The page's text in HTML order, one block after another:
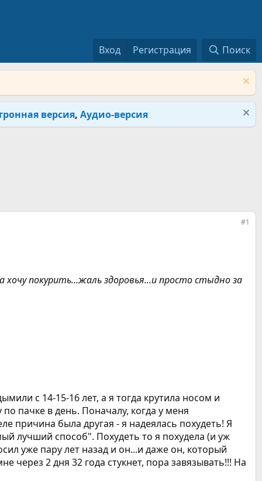
Вход Регистрация Поиск
версия, Аудио-версия
#1
хочу покурить...жаль здоровья...и просто стыдно за
с 14-15-16 лет, а я тогда крутила носом и
пачке в день. Поначалу, когда у меня
причина была другая - я надеялась похудеть! Я
лучший способ". Похудеть то я похудела (и уж
уже пару лет назад и он...и даже он, который
через 2 дня 32 года стукнет, пора завязывать!!! На